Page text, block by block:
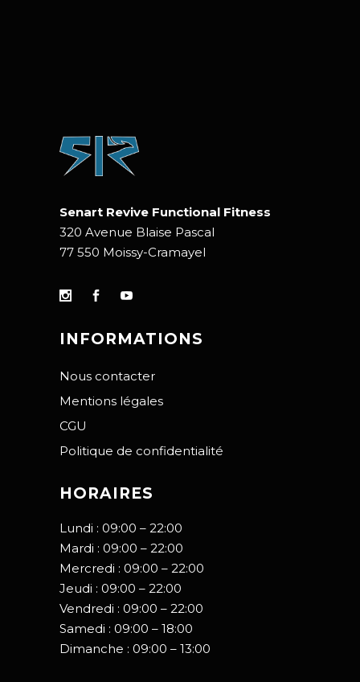
Senart Revive Functional Fitness
320 Avenue Blaise Pascal
77 550 Moissy-Cramayel
INFORMATIONS
Nous contacter
Mentions légales
CGU
Politique de confidentialité
HORAIRES
Lundi : 09:00 – 22:00
Mardi : 09:00 – 22:00
Mercredi : 09:00 – 22:00
Jeudi : 09:00 – 22:00
Vendredi : 09:00 – 22:00
Samedi : 09:00 – 18:00
Dimanche : 09:00 – 13:00